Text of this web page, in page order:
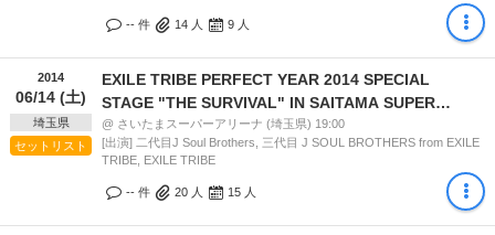
-- 件 14 人 9 人
2014
06/14 (土)
埼玉県
セットリスト
EXILE TRIBE PERFECT YEAR 2014 SPECIAL
STAGE "THE SURVIVAL" IN SAITAMA SUPER
ARINA 10 DAYS
@ さいたまスーパーアリーナ (埼玉県) 19:00
[出演] 二代目J Soul Brothers, 三代目 J SOUL BROTHERS from EXILE
TRIBE, EXILE TRIBE
-- 件 20 人 15 人